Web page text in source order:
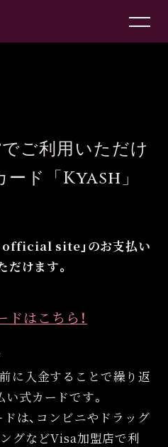
ご利用いただけ
ド「Kyash」
official site」のお支払い
けます。
はこちら！
に入金することで繰り返
式カードです。
は、コンビニやドラッグ
グなどVisa加盟店で利